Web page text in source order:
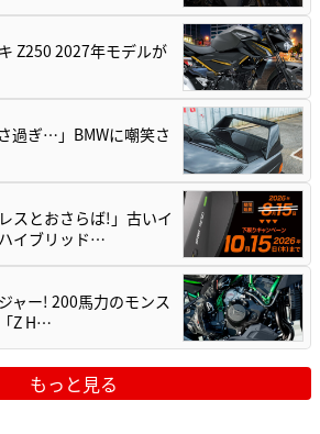
Z250 2027年モデルが
過ぎ…」BMWに嘲笑さ
スとおさらば!」古いイ
イブリッド…
ャー! 200馬力のモンス
Z H…
もっと見る